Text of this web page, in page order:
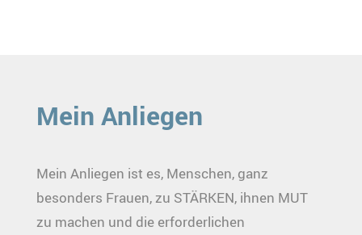
Mein Anliegen
Mein Anliegen ist es, Menschen, ganz
besonders Frauen, zu STÄRKEN, ihnen MUT
zu machen und die erforderlichen